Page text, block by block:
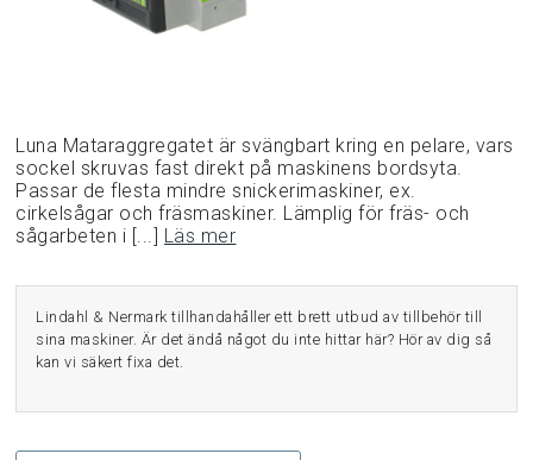
Luna Mataraggregatet är svängbart kring en pelare, vars
sockel skruvas fast direkt på maskinens bordsyta.
Passar de flesta mindre snickerimaskiner, ex.
cirkelsågar och fräsmaskiner. Lämplig för fräs- och
sågarbeten i [...] Läs mer
Lindahl & Nermark tillhandahåller ett brett utbud av tillbehör till
sina maskiner. Är det ändå något du inte hittar här? Hör av dig så
kan vi säkert fixa det.